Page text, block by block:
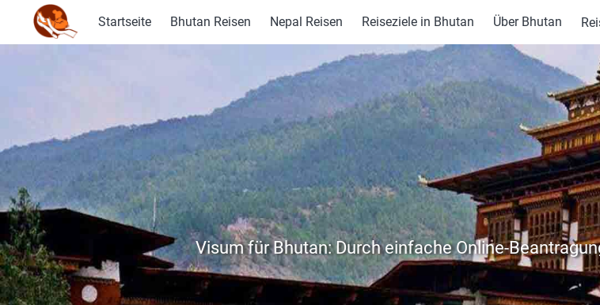
Startseite Bhutan Reisen Nepal Reisen Reiseziele in Bhutan Über Bhutan
Visum für Bhutan: Durch einfache Online-